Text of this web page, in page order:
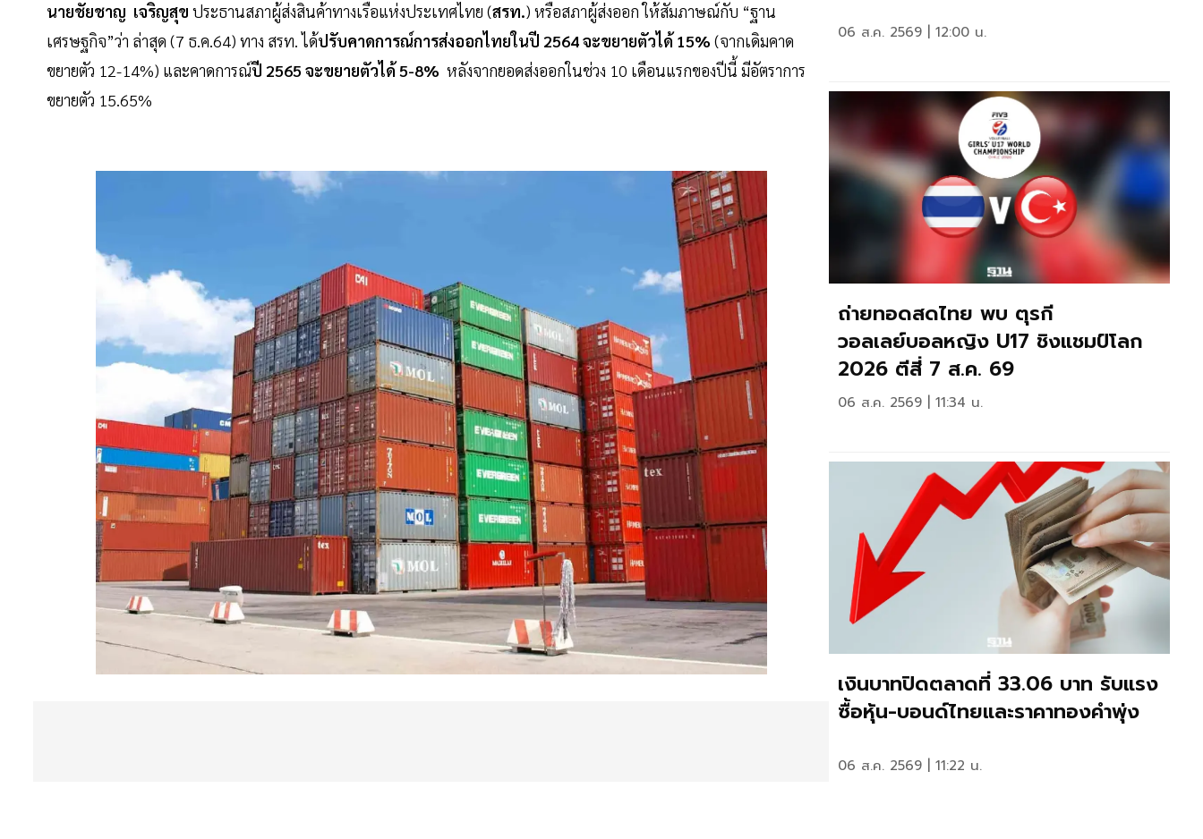
นายชัยชาญ เจริญสุข ประธานสภาผู้ส่งสินค้าทางเรือแห่งประเทศไทย (สรท.) หรือสภาผู้ส่งออก ให้สัมภาษณ์กับ “ฐาน
เศรษฐกิจ”ว่า ล่าสุด (7 ธ.ค.64) ทาง สรท. ได้ปรับคาดการณ์การส่งออกไทยในปี 2564 จะขยายตัวได้ 15% (จากเดิมคาด
ขยายตัว 12-14%) และคาดการณ์ปี 2565 จะขยายตัวได้ 5-8% หลังจากยอดส่งออกในช่วง 10 เดือนแรกของปีนี้ มีอัตราการ
ขยายตัว 15.65%
06 ส.ค. 2569 | 12:00 น.
ถ่ายทอดสดไทย พบ ตุรกี
วอลเลย์บอลหญิง U17 ชิงแชมป์โลก
2026 ตีสี่ 7 ส.ค. 69
06 ส.ค. 2569 | 11:34 น.
เงินบาทปิดตลาดที่ 33.06 บาท รับแรง
ซื้อหุ้น-บอนด์ไทยและราคาทองคำพุ่ง
06 ส.ค. 2569 | 11:22 น.